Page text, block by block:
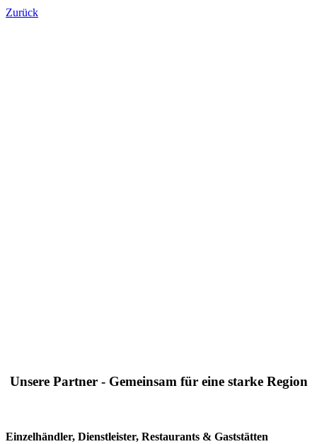
Zurück
Unsere Partner - Gemeinsam für eine starke Region
Einzelhändler, Dienstleister, Restaurants & Gaststätten